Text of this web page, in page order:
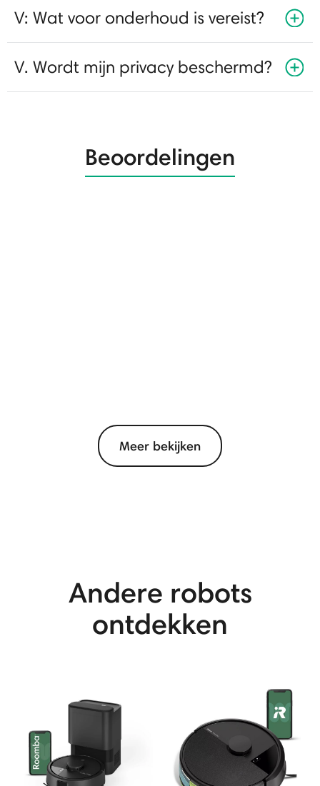
V: Wat voor onderhoud is vereist?
V. Wordt mijn privacy beschermd?
Beoordelingen
Meer bekijken
Andere robots
ontdekken